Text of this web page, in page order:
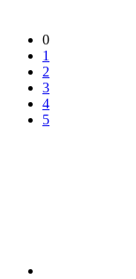
0
1
2
3
4
5